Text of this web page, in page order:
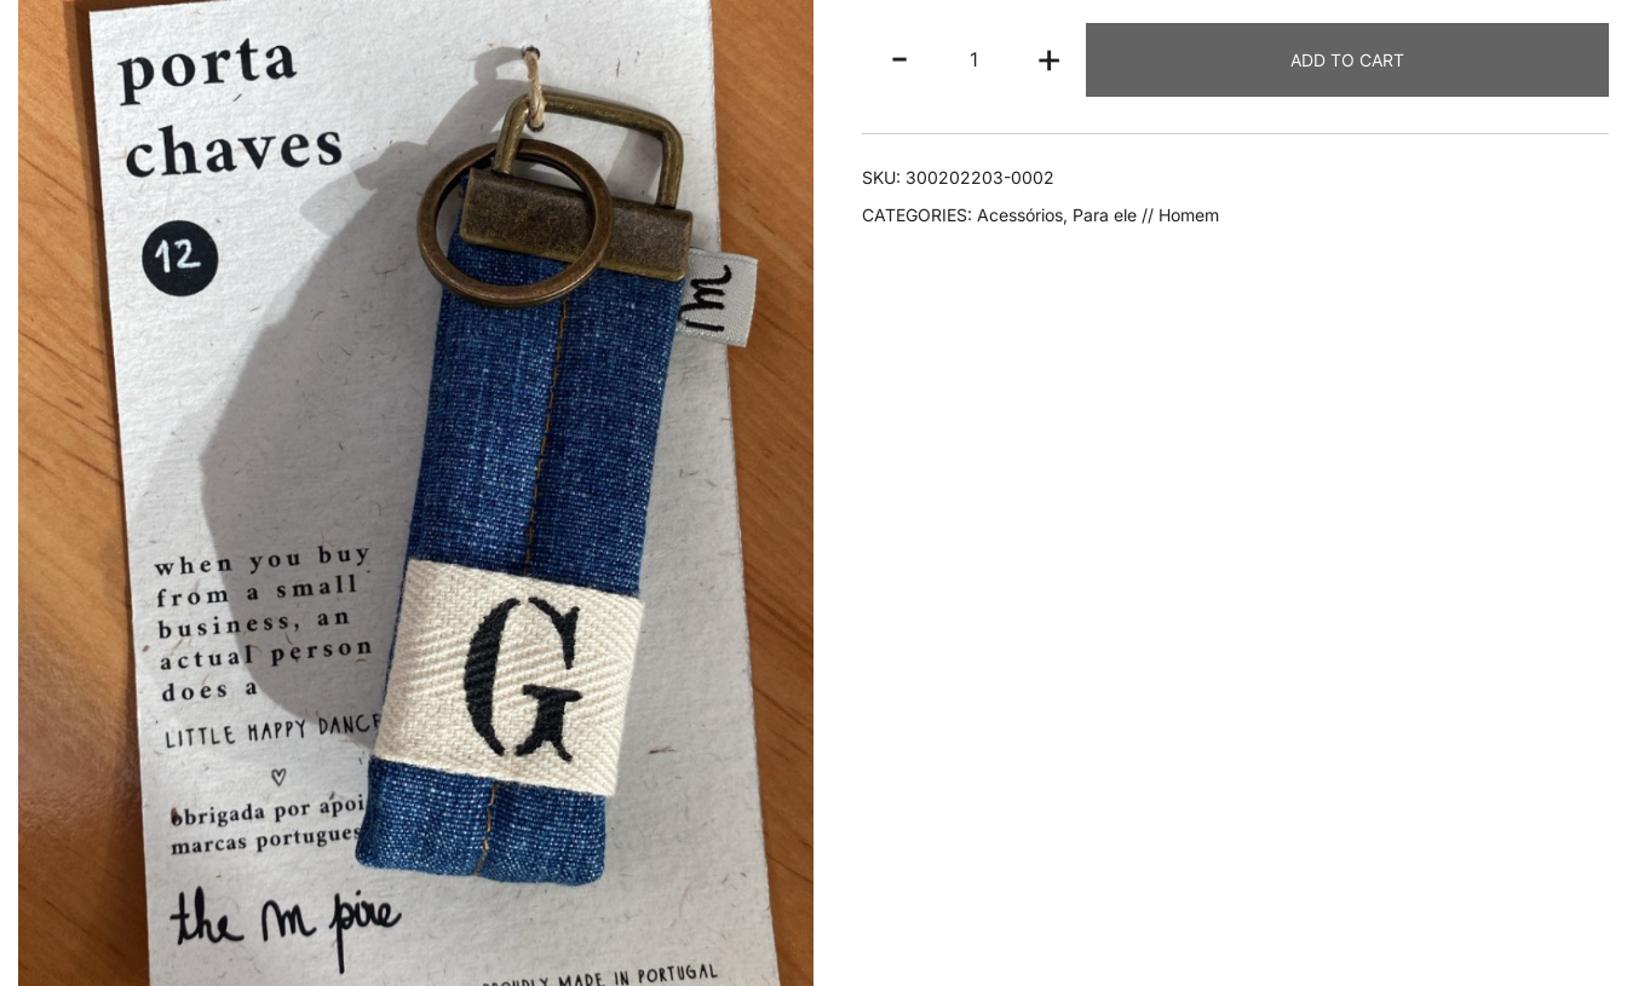
-
Chaves+ ADD TO CART
SKU: 300202203-0002
CATEGORIES: Acessórios, Para ele // Homem